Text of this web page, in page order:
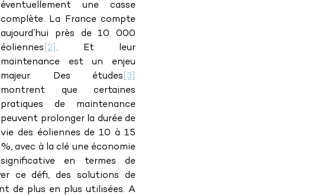
éventuellement une casse
complète. La France compte
aujourd’hui près de 10 000
éoliennes [2] . Et leur
maintenance est un enjeu
majeur. Des études [3]
montrent que certaines
pratiques de maintenance
peuvent prolonger la durée de
vie des éoliennes de 10 à 15
%, avec à la clé une économie
significative en termes de
ce défi, des solutions de
de plus en plus utilisées. A